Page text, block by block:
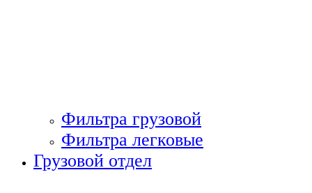
Фильтра грузовой
Фильтра легковые
Грузовой отдел